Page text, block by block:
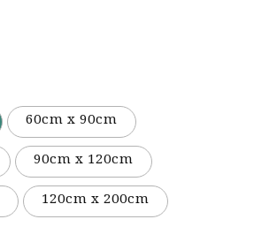
60cm x 90cm
90cm x 120cm
120cm x 200cm